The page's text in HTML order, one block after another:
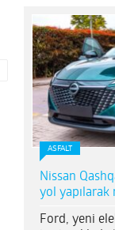
ASFALT
Nissan
yol yapılarak
Ford, yeni